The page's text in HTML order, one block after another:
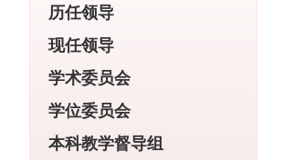
历任领导
现任领导
学术委员会
学位委员会
本科教学督导组